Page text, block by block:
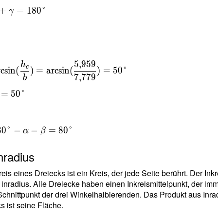
=
\ \\ \
b } ) =
}{
} ) =
\ \\
- α
+ γ = 180°
(
b
hc ) = arcsin(
7,779
5,959
) = 50°
= 50°
0° − α − β = 80°
eines Dreiecks ist ein Kreis, der jede Seite berührt. Der
Alle Dreiecke haben einen Inkreismittelpunkt, der
der drei Winkelhalbierenden. Das Produkt aus
ist seine Fläche.